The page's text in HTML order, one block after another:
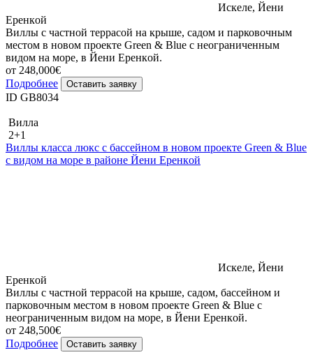
Искеле, Йени
Еренкoй
Виллы с частной террасой на крыше, садом и парковочным
местом в новом проекте Green & Blue с неограниченным
видом на море, в Йени Еренкoй.
от 248,000€
Подробнее
Оставить заявку
ID GB8034
Вилла
2+1
Виллы класса люкс c бассейном в новом проекте Green & Blue
с видом на море в районе Йени Еренкoй
Искеле, Йени
Еренкoй
Виллы с частной террасой на крыше, садом, бассейном и
парковочным местом в новом проекте Green & Blue с
неограниченным видом на море, в Йени Еренкoй.
от 248,500€
Подробнее
Оставить заявку